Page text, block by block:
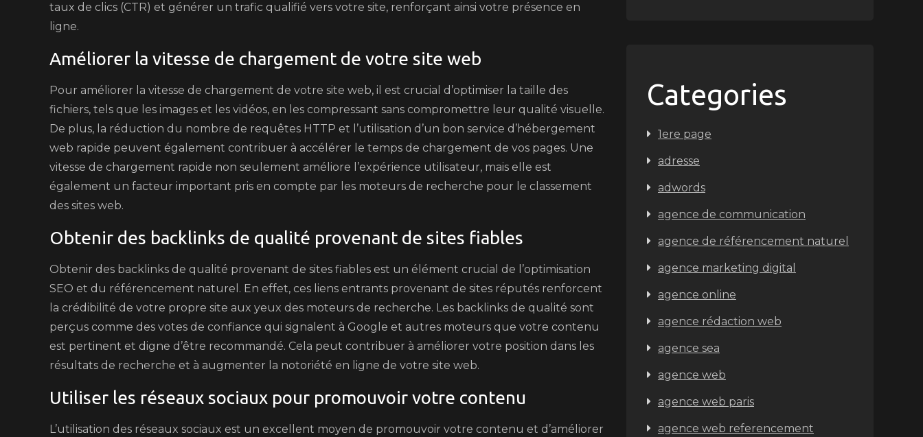
taux de clics (CTR) et générer un trafic qualifié vers votre site, renforçant ainsi votre présence en
ligne.
Améliorer la vitesse de chargement de votre site web
Pour améliorer la vitesse de chargement de votre site web, il est crucial d’optimiser la taille des
fichiers, tels que les images et les vidéos, en les compressant sans compromettre leur qualité visuelle.
De plus, la réduction du nombre de requêtes HTTP et l’utilisation d’un bon service d’hébergement
web rapide peuvent également contribuer à accélérer le temps de chargement de vos pages. Une
vitesse de chargement rapide non seulement améliore l’expérience utilisateur, mais elle est
également un facteur important pris en compte par les moteurs de recherche pour le classement
des sites web.
Obtenir des backlinks de qualité provenant de sites fiables
Obtenir des backlinks de qualité provenant de sites fiables est un élément crucial de l’optimisation
SEO et du référencement naturel. En effet, ces liens entrants provenant de sites réputés renforcent
la crédibilité de votre propre site aux yeux des moteurs de recherche. Les backlinks de qualité sont
perçus comme des votes de confiance qui signalent à Google et autres moteurs que votre contenu
est pertinent et digne d’être recommandé. Cela peut contribuer à améliorer votre position dans les
résultats de recherche et à augmenter la notoriété en ligne de votre site web.
Utiliser les réseaux sociaux pour promouvoir votre contenu
L’utilisation des réseaux sociaux est un excellent moyen de promouvoir votre contenu et d’améliorer
Categories
1ere page
adresse
adwords
agence de communication
agence de référencement naturel
agence marketing digital
agence online
agence rédaction web
agence sea
agence web
agence web paris
agence web referencement